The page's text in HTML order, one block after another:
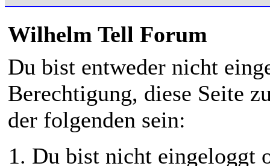
Wilhelm Tell Forum
Du bist entweder nicht
Berechtigung, diese Seite
der folgenden sein:
Du bist nicht eingeloggt